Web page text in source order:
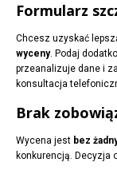
Formularz
Chcesz uzyskać
wyceny. Podaj
przeanalizuje dane i
konsultacja
Brak
Wycena jest bez
konkurencją. Decyzja